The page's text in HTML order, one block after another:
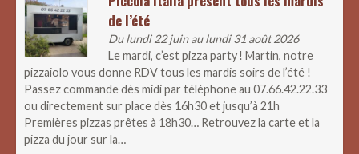
de l’été
Du lundi 22 juin au lundi 31 août 2026
Le mardi, c’est pizza party ! Martin, notre
pizzaiolo vous donne RDV tous les mardis soirs de l’été !
Passez commande dès midi par téléphone au 07.66.42.22.33
ou directement sur place dès 16h30 et jusqu’à 21h
Premières pizzas prêtes à 18h30… Retrouvez la carte et la
pizza du jour sur la…